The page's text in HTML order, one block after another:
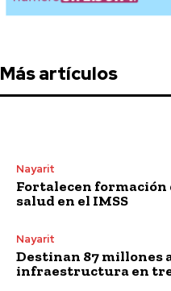
Más artículos
Nayarit
Fortalecen formación
salud en el IMSS
Nayarit
Destinan 87 millones
infraestructura en